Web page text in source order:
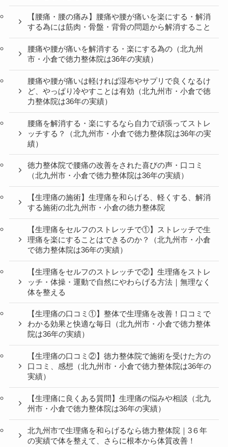
【腰痛・腰の痛み】腰痛や腰が痛いを楽にする・解消
する為には筋肉・骨盤・背骨の問題から解消すること
腰痛や腰が痛いを解消する・楽にする為の（北九州
市・小倉で徳力整体院は36年の実績）
腰痛や腰が痛いは軽ければ湿布やサプリで良くなるけ
ど、やっぱり冷やすことは有効（北九州市・小倉で徳
力整体院は36年の実績）
腰痛を解消する・楽にするなら自力で頑張ってストレ
ッチする？（北九州市・小倉で徳力整体院は36年の実
績）
徳力整体院で腰痛の改善をされた喜びの声・口コミ
（北九州市・小倉で徳力整体院は36年の実績）
【生理痛の施術】生理痛を和らげる、軽くする、解消
する施術の北九州市・小倉の徳力整体院
【生理痛をセルフのストレッチで①】ストレッチで生
理痛を楽にすることはできるのか？（北九州市・小倉
で徳力整体院は36年の実績）
【生理痛をセルフのストレッチで②】生理痛をストレ
ッチ・体操・運動で自然にやわらげる方法｜無理なく
体を整える
【生理痛の口コミ①】整体で生理痛を改善！口コミで
わかる効果と快適な毎日（北九州市・小倉で徳力整体
院は36年の実績）
【生理痛の口コミ②】徳力整体院で施術を受けた方の
口コミ、感想（北九州市・小倉で徳力整体院は36年の
実績）
【生理痛に良くある質問】生理痛の悩みや相談（北九
州市・小倉で徳力整体院は36年の実績）
北九州市で生理痛を和らげるなら徳力整体院｜3６年
の実績で体を整えて、さらに根本から体質改善！